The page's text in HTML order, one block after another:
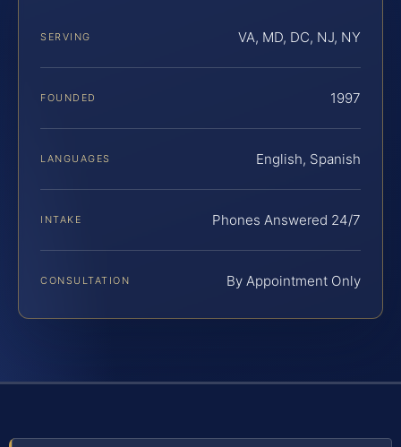
SERVING VA, MD, DC, NJ, NY
FOUNDED 1997
LANGUAGES English, Spanish
INTAKE Phones Answered 24/7
CONSULTATION By Appointment Only